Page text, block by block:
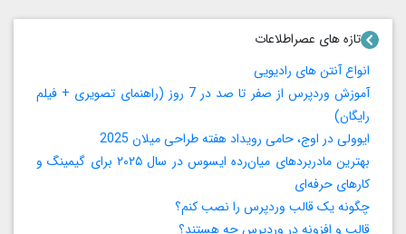
تازه های عصراطلاعات
انواع آنتن های رادیویی
آموزش وردپرس از صفر تا صد در 7 روز (راهنمای تصویری + فیلم
رایگان)
ایوولی در اوج، حامی رویداد هفته طراحی میلان 2025
بهترین مادربردهای میان‌رده ایسوس در سال ۲۰۲۵ برای گیمینگ و
کارهای حرفه‌ای
چگونه یک قالب وردپرس را نصب کنم؟
قالب و افزونه در وردپرس چه هستند؟